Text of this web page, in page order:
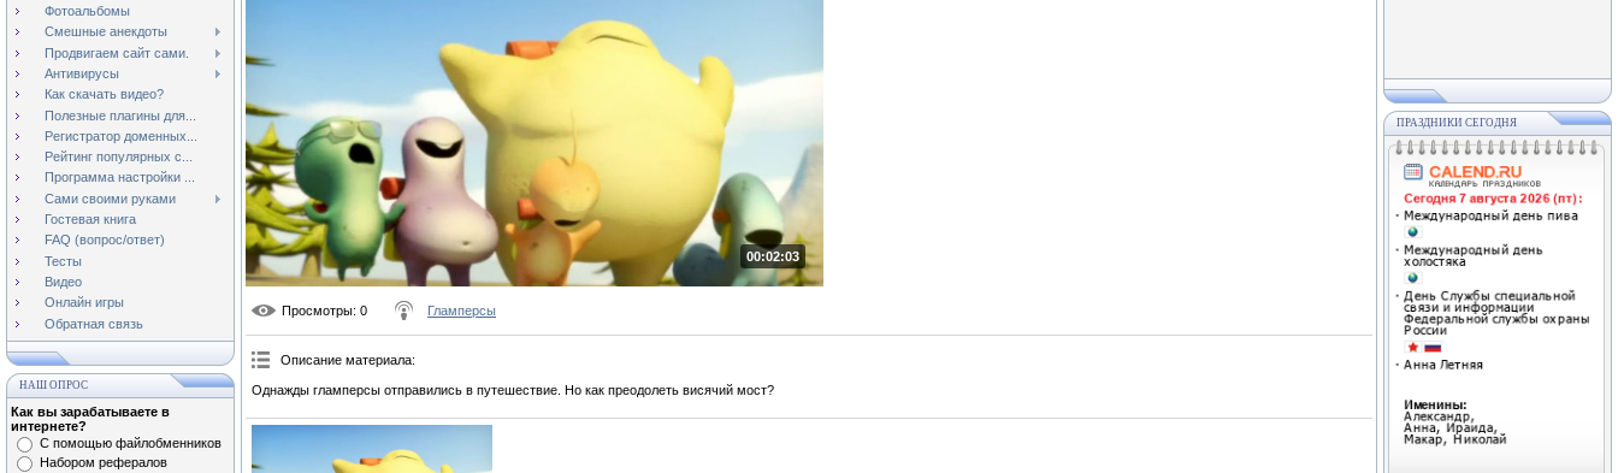
Фотоальбомы
Смешные анекдоты
Продвигаем сайт сами.
Антивирусы
Как скачать видео?
Полезные плагины для...
Регистратор доменных...
Рейтинг популярных с...
Программа настройки ...
Сами своими руками
Гостевая книга
FAQ (вопрос/ответ)
Тесты
Видео
Онлайн игры
Обратная связь
НАШ ОПРОС
Как вы зарабатываете в
интернете?
С помощью файлобменников
Набором рефералов
00:02:03
Просмотры: 0 Гламперсы
Описание материала:
Однажды гламперсы отправились в путешествие. Но как преодолеть висячий мост?
ПРАЗДНИКИ СЕГОДНЯ